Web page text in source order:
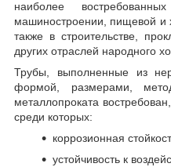
наиболее
машиностроении, пищевой и
также в строительстве,
других отраслей народного
Трубы, выполненные из
формой, размерами,
металлопроката
среди которых:
коррозионная
устойчивость к